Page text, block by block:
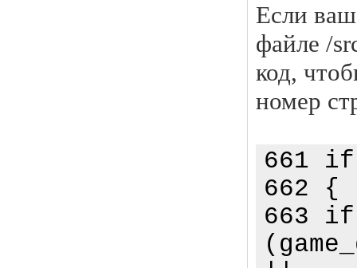
Если
файле /
код,
номер
661 if
662 {
663